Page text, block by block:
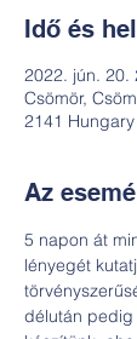
Idő és
2022. jún. 20.
Csömör,
2141 Hungary
Az
5 napon át
lényegét
délután pedig